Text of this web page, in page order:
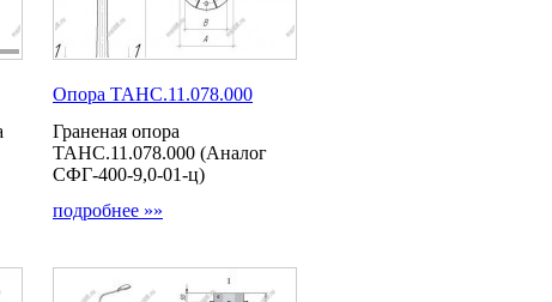
Опора ТАНС.11.078.000
Граненая опора
ТАНС.11.078.000 (Аналог
СФГ-400-9,0-01-ц)
подробнее »»